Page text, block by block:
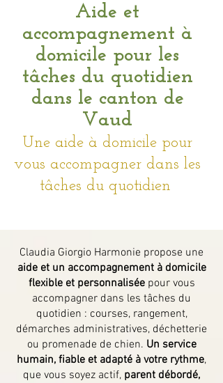
Aide et
accompagnement à
domicile pour les
tâches du quotidien
dans le canton de
Vaud
Une aide à domicile pour
vous accompagner dans les
tâches du quotidien
Claudia Giorgio Harmonie propose une
aide et un accompagnement à domicile
flexible et personnaliséepour vous
accompagner dans les tâches du
quotidien : courses, rangement,
démarches administratives, déchetterie
ou promenade de chien. Un service
humain, fiable et adapté à votre rythme,
que vous soyez actif, parent débordé,